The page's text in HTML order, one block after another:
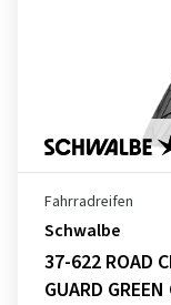
Fahrradreifen
Schwalbe
37-622 ROAD
GUARD